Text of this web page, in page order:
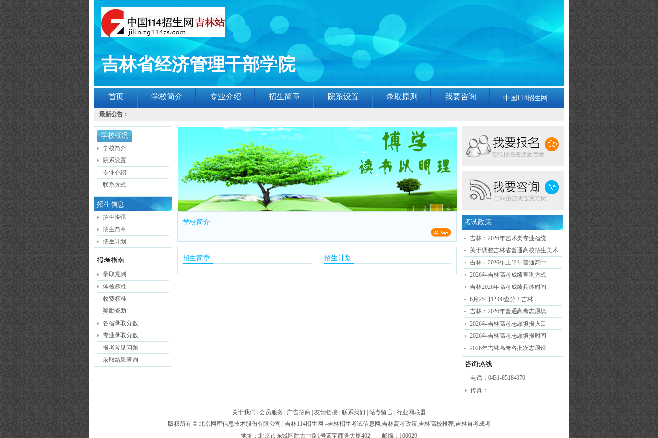
吉林省经济管理干部学院
首页 学校简介 专业介绍 招生简章 院系设置 录取原则 我要咨询 中国114招生网
最新公告：
学校概况
学校简介
院系设置
专业介绍
联系方式
招生信息
招生快讯
招生简章
招生计划
报考指南
录取规则
体检标准
收费标准
奖励资助
各省录取分数
专业录取分数
报考常见问题
录取结果查询
4
3
2
1
学校简介
招生简章 招生计划
考试政策
吉林：2026年艺术类专业省统
关于调整吉林省普通高校招生美术
吉林：2026年上半年普通高中
2026年吉林高考成绩查询方式
吉林2026年高考成绩具体时间
6月25日12:00查分！吉林
吉林：2026年普通高考志愿填
2026年吉林高考志愿填报入口
2026年吉林高考志愿填报时间
2026年吉林高考各批次志愿设
咨询热线
电话：0431-85184070
传真：
关于我们 会员服务 广告招商 友情链接 联系我们 站点留言 行业网联盟
版权所有 © 北京网库信息技术股份有限公司
| 吉林114招生网 –吉林招生考试信息网,吉林高考政策,吉林高校推荐,吉林自考成考
地址：北京市东城区胜古中路1号蓝宝商务大厦402 邮编：100029